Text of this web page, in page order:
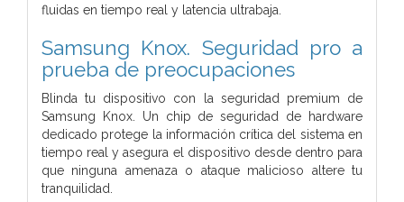
fluidas en tiempo real y latencia ultrabaja.
Samsung Knox. Seguridad pro a
prueba de preocupaciones
Blinda tu dispositivo con la seguridad premium de
Samsung Knox. Un chip de seguridad de hardware
dedicado protege la información crítica del sistema en
tiempo real y asegura el dispositivo desde dentro para
que ninguna amenaza o ataque malicioso altere tu
tranquilidad.